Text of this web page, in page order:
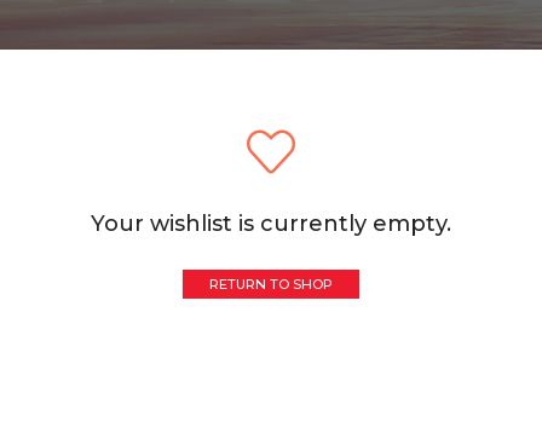
Your wishlist is currently empty.
RETURN TO SHOP